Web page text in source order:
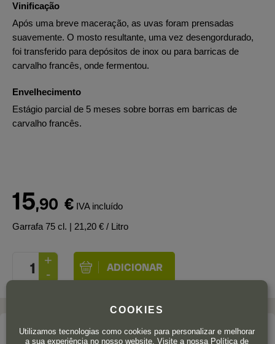
Vinificação
Após uma breve maceração, as uvas foram prensadas
suavemente. O mosto resultante, uma vez desengordurado,
foi transferido para depósitos de inox ou para barricas de
carvalho francês, onde fermentou.
Envelhecimento
Estágio parcial de 5 meses sobre borras em barricas de
carvalho francês.
15,90 € IVA incluído
Garrafa 75 cl. | 21,20 € / Litro
A adega
COOKIES
Utilizamos tecnologias como cookies para personalizar e melhorar
a sua experiência no nosso website. Visite a nossa Política de